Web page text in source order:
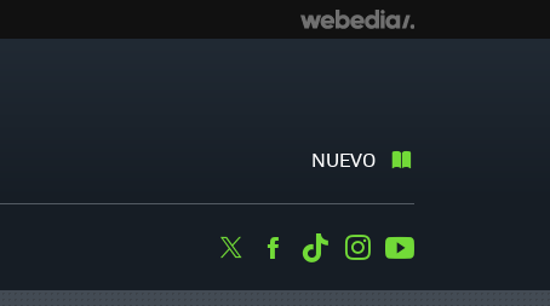
NUEVO
TwitterFacebook
TiktokInstagram